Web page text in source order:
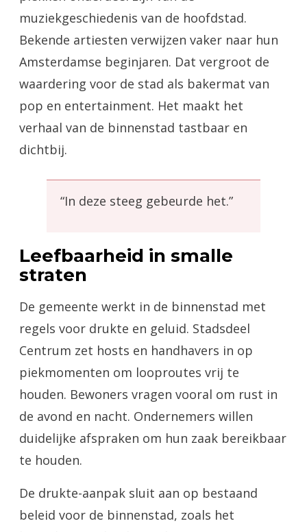
muziekgeschiedenis van de hoofdstad.
Bekende artiesten verwijzen vaker naar hun
Amsterdamse beginjaren. Dat vergroot de
waardering voor de stad als bakermat van
pop en entertainment. Het maakt het
verhaal van de binnenstad tastbaar en
dichtbij.
“In deze steeg gebeurde het.”
Leefbaarheid in smalle
straten
De gemeente werkt in de binnenstad met
regels voor drukte en geluid. Stadsdeel
Centrum zet hosts en handhavers in op
piekmomenten om looproutes vrij te
houden. Bewoners vragen vooral om rust in
de avond en nacht. Ondernemers willen
duidelijke afspraken om hun zaak bereikbaar
te houden.
De drukte-aanpak sluit aan op bestaand
beleid voor de binnenstad, zoals het